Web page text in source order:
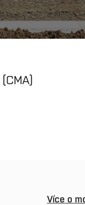
Více o